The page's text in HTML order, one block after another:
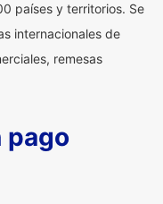
países y territorios. Se
internacionales de
remesas
pago